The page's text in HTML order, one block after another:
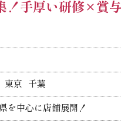
！手厚い研修×賞
東京 千葉
を中心に店舗展開！
詳細は